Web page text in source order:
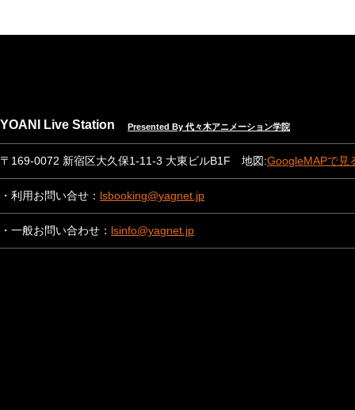
YOANI Live Station Presented By 代々木アニメーション学院
〒169-0072 新宿区大久保1-11-3 大東ビルB1F 地図:GoogleMAPで見
・利用お問い合せ： lsbooking@yagnet.jp
・一般お問い合わせ： lsinfo@yagnet.jp